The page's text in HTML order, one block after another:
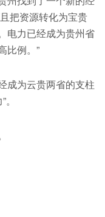
把资源转化为宝贵
电力已经成为贵州省
比例。”
成为云贵两省的支柱